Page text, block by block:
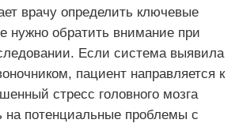
врачу определить ключевые
нужно обратить внимание при
Если система выявила
пациент направляется к
стресс головного мозга
на потенциальные проблемы с